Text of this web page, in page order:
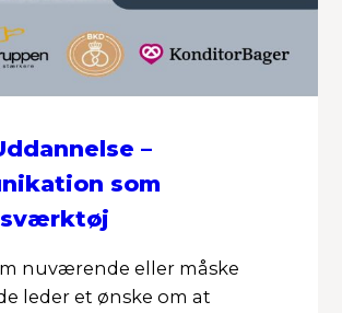
–
som
nuværende eller måske
leder et ønske om at